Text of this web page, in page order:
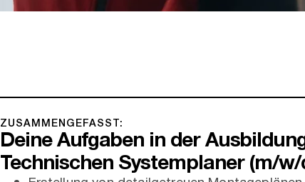
ZUSAMMENGEFASST:
Deine Aufgaben in der
Technischen Systemplaner (m/w/